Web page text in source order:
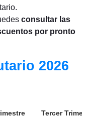
consultar las
por pronto
2026
Tercer